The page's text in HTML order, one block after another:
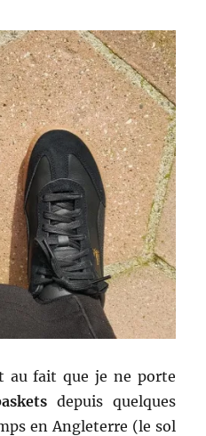
au fait que je ne porte
depuis quelques
en Angleterre (le sol